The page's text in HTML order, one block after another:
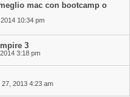
mac con bootcamp o
10:34 pm
3
3:18 pm
2013 4:23 am